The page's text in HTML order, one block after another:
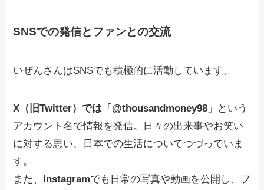
SNSでの発信とファンとの交流
いぜんさんはSNSでも積極的に活動しています。
X（旧Twitter）では「@thousandmoney98 」という
アカウント名で情報を発信。日々の出来事やお笑い
に対する思い、日本での生活についてつづっていま
す。
また、 Instagramでも日常の写真や動画を公開し、フ